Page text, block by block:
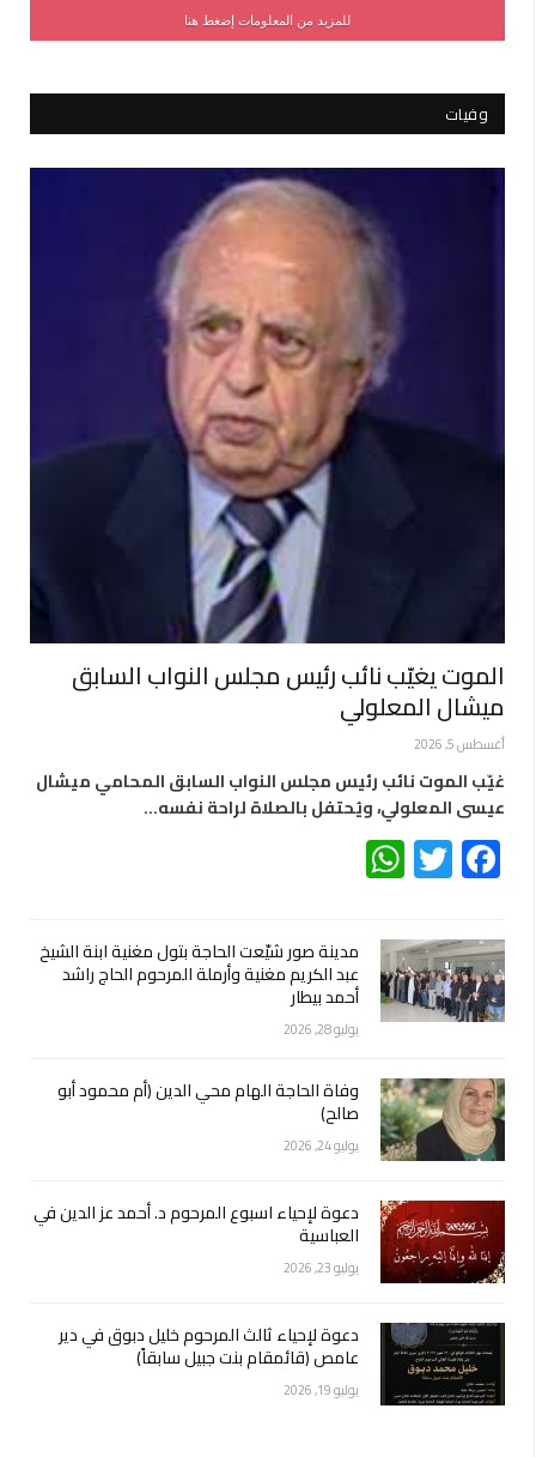
للمزيد من المعلومات إضغط هنا
وفيات
الموت يغيّب نائب رئيس مجلس النواب السابق
ميشال المعلولي
أغسطس 5, 2026
غيّب الموت نائب رئيس مجلس النواب السابق المحامي ميشال
عيسى المعلولي، ويُحتفل بالصلاة لراحة نفسه…
Facebook
Twitter
مدينة صور شيّعت الحاجة بتول مغنية ابنة الشيخ
عبد الكريم مغنية وأرملة المرحوم الحاج راشد
أحمد بيطار
يوليو 28, 2026
وفاة الحاجة الهام محي الدين (أم محمود أبو
صالح)
يوليو 24, 2026
دعوة لإحياء اسبوع المرحوم د. أحمد عز الدين في
العباسية
يوليو 23, 2026
دعوة لإحياء ثالث المرحوم خليل دبوق في دير
عامص (قائمقام بنت جبيل سابقاً)
يوليو 19, 2026